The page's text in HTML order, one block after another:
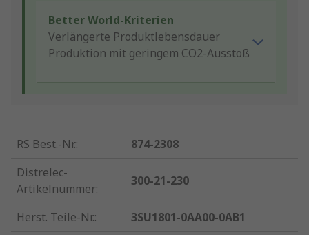
Better World-Kriterien
Verlängerte Produktlebensdauer
Produktion mit geringem CO2-Ausstoß
RS Best.-Nr.:
874-2308
Distrelec-
Artikelnummer:
300-21-230
Herst. Teile-Nr.:
3SU1801-0AA00-0AB1